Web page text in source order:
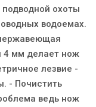
подводной охоты
водоемах.
4 мм делает нож
лезвие -
- Почистить
ведь нож